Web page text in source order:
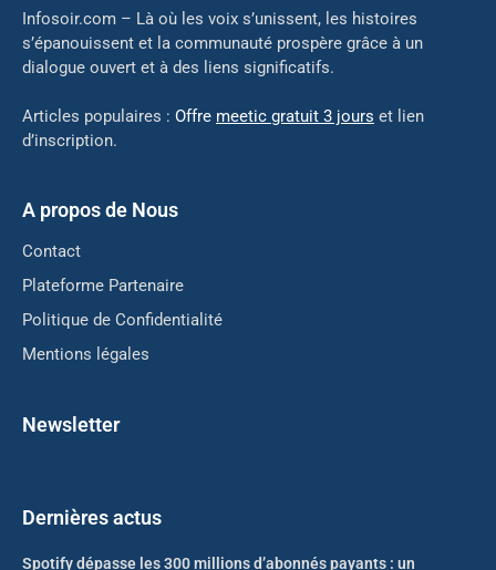
Infosoir.com – Là où les voix s’unissent, les histoires
s’épanouissent et la communauté prospère grâce à un
dialogue ouvert et à des liens significatifs.
Articles populaires : Offre meetic gratuit 3 jours et lien
d’inscription.
A propos de Nous
Contact
Plateforme Partenaire
Politique de Confidentialité
Mentions légales
Newsletter
Dernières actus
Spotify dépasse les 300 millions d’abonnés payants : un